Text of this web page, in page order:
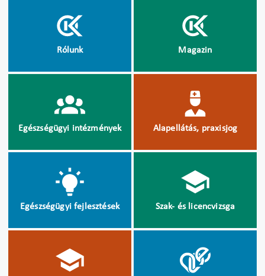
Rólunk Magazin
Egészségügyi intézmények Alapellátás, praxisjog
Egészségügyi fejlesztések Szak- és licencvizsga